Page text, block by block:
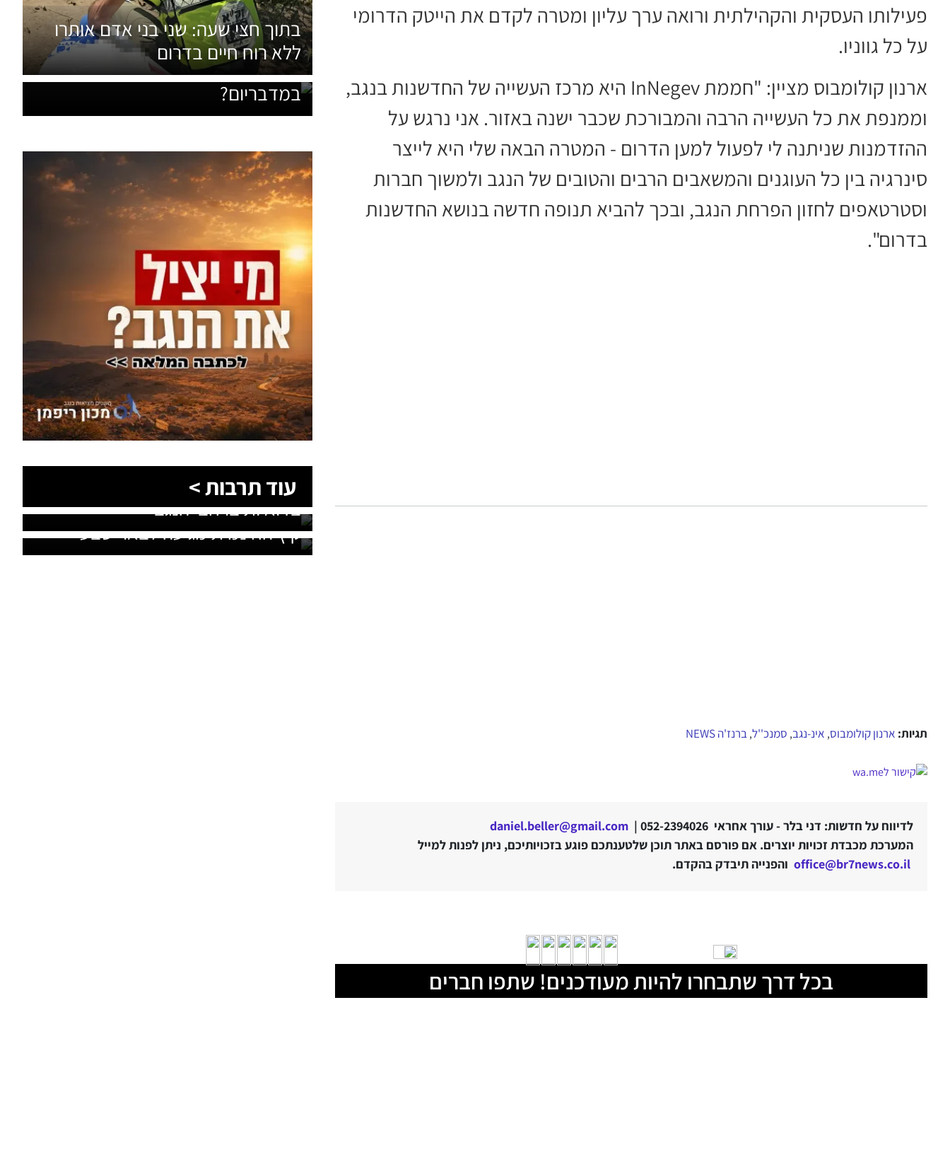
פעילותו העסקית והקהילתית ורואה ערך עליון ומטרה לקדם את הייטק הדרומי
על כל גווניו.
ארנון קולומבוס מציין: "חממת InNegev היא מרכז העשייה של החדשנות בנגב,
וממנפת את כל העשייה הרבה והמבורכת שכבר ישנה באזור. אני נרגש על
ההזדמנות שניתנה לי לפעול למען הדרום - המטרה הבאה שלי היא לייצר
סינרגיה בין כל העוגנים והמשאבים הרבים והטובים של הנגב ולמשוך חברות
וסטרטאפים לחזון הפרחת הנגב, ובכך להביא תנופה חדשה בנושא החדשנות
בדרום".
תגיות: ארנון קולומבוס, אינ-נגב, סמנכ''ל,ברנז'ה NEWS
לדיווח על חדשות: דני בלר - עורך אחראי 052-2394026 |
daniel.beller@gmail.com
המערכת מכבדת זכויות יוצרים. אם פורסם באתר תוכן שלטענתכם פוגע בזכויותיכם, ניתן לפנות למייל
office@br7news.co.il והפנייה תיבדק בהקדם.
בכל דרך שתבחרו להיות מעודכנים! שתפו חברים
בתוך חצי שעה: שני בני אדם אותרו
ללא רוח חיים בדרום
‘’החיות ממשיכות לאכול גם
במלחמה'': מי משלם על המזון
במדבריום?
עוד תרבות >
יוצאים מהמסלול המוכר: חוויות קיץ
בדואיות ברחבי הנגב
אלפי בלונים ומבוך ענק: אטרקציית
קיץ החינמית מגיעה לבאר שבע